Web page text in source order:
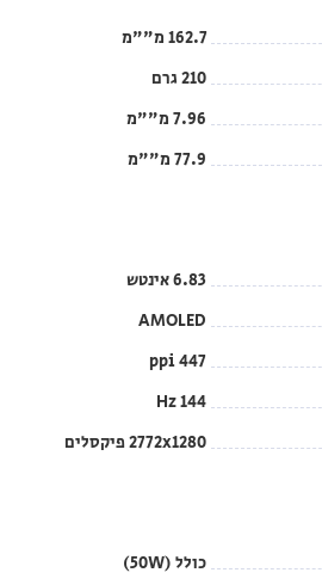
162.7 מ""מ
210 גרם
7.96 מ""מ
77.9 מ""מ
6.83 אינטש
AMOLED
447 ppi
144 Hz
2772x1280 פיקסלים
כולל (50W)